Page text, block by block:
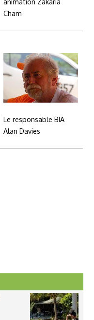
Cham
Le responsable BIA
Alan Davies